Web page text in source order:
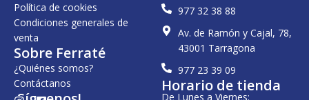
Política de cookies
Condiciones generales de
venta
Sobre Ferraté
¿Quiénes somos?
Contáctanos
977 32 38 88
Av. de Ramón y Cajal, 78,
43001 Tarragona
977 23 39 09
Horario de tienda
De Lunes a Viernes: